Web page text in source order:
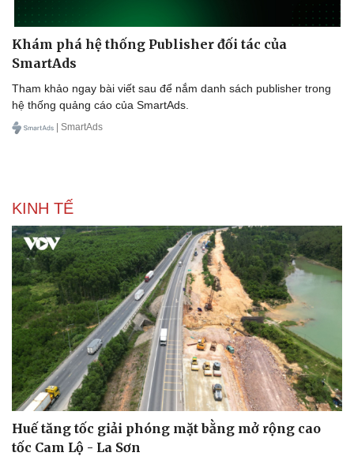
Pháp luật
Vụ án
Tin nóng
Tư vấn luật
Quân sự - Quốc phòng
Vũ khí
Việt Nam
Phân tích
Khám phá hệ thống Publisher đối tác của
SmartAds
Tham khảo ngay bài viết sau để nắm danh sách publisher trong
hệ thống quảng cáo của SmartAds.
| SmartAds
KINH TẾ
Huế tăng tốc giải phóng mặt bằng mở rộng cao
tốc Cam Lộ - La Sơn